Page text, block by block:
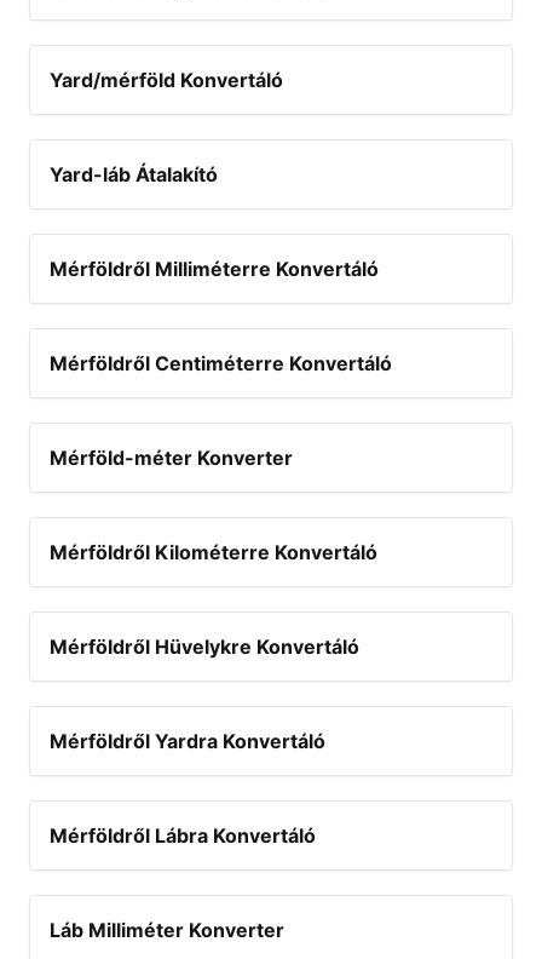
Yard/mérföld Konvertáló
Yard-láb Átalakító
Mérföldről Milliméterre Konvertáló
Mérföldről Centiméterre Konvertáló
Mérföld-méter Konverter
Mérföldről Kilométerre Konvertáló
Mérföldről Hüvelykre Konvertáló
Mérföldről Yardra Konvertáló
Mérföldről Lábra Konvertáló
Láb Milliméter Konverter